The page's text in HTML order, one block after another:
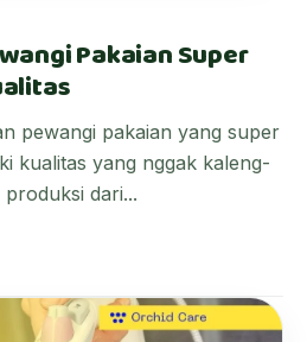
Pakaian Super
pewangi pakaian yang super
kualitas yang nggak kaleng-
dari...